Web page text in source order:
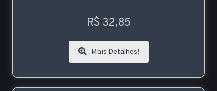
R$ 32,85
Mais Detalhes!